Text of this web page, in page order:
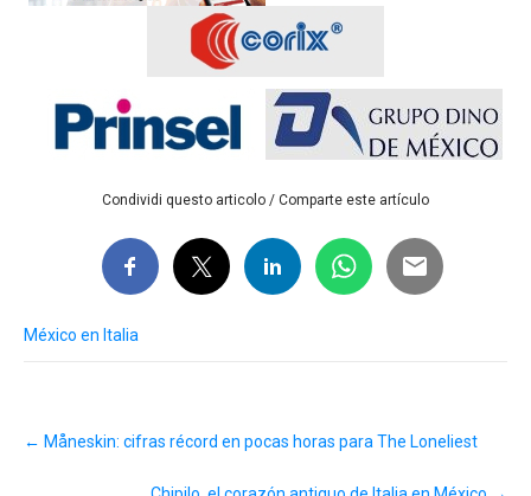
Condividi questo articolo / Comparte este artículo
México en Italia
navigation
← Måneskin: cifras récord en pocas horas para The Loneliest